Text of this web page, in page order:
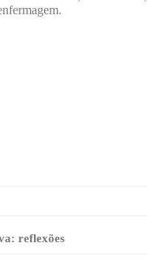
reflexões